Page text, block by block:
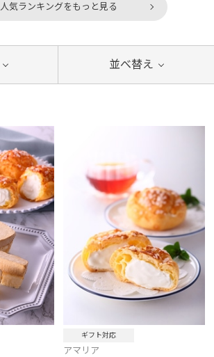
人気ランキングをもっと見る
並べ替え
ギフト対応
アマリア